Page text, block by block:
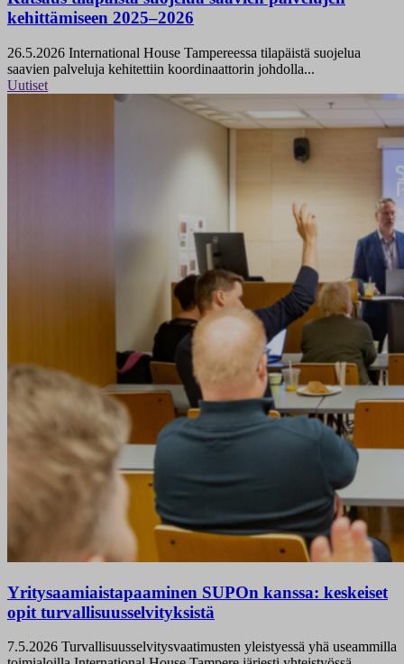
kehittämiseen 2025–2026
26.5.2026 International House Tampereessa tilapäistä suojelua
saavien palveluja kehitettiin koordinaattorin johdolla...
Uutiset
Yritysaamiaistapaaminen SUPOn kanssa: keskeiset
opit turvallisuusselvityksistä
7.5.2026 Turvallisuusselvitysvaatimusten yleistyessä yhä useammilla